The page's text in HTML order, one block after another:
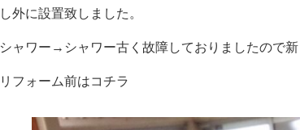
し外に設置致しました。
シャワー→シャワー古く故障しておりましたので新
リフォーム前はコチラ